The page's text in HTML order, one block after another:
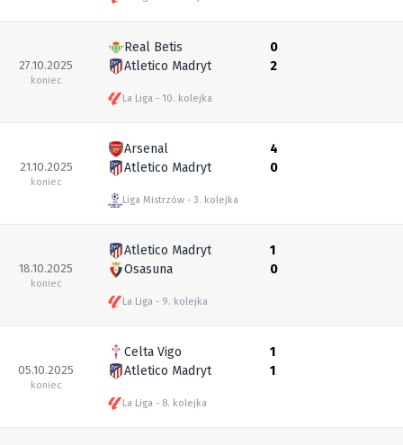
27.10.2025
koniec
Real Betis
Atletico Madryt
La Liga 10. kolejka
0
2
21.10.2025
koniec
Arsenal
Atletico Madryt
Liga Mistrzów 3. kolejka
4
0
18.10.2025
koniec
Atletico Madryt
Osasuna
La Liga 9. kolejka
1
0
05.10.2025
koniec
Celta Vigo
Atletico Madryt
La Liga 8. kolejka
1
1